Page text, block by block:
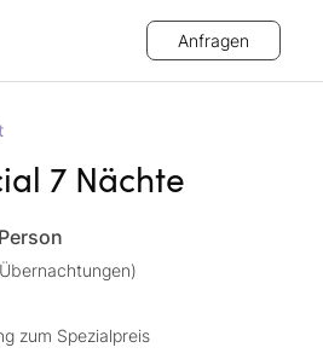
Anfragen
7 Nächte
zum Spezialpreis